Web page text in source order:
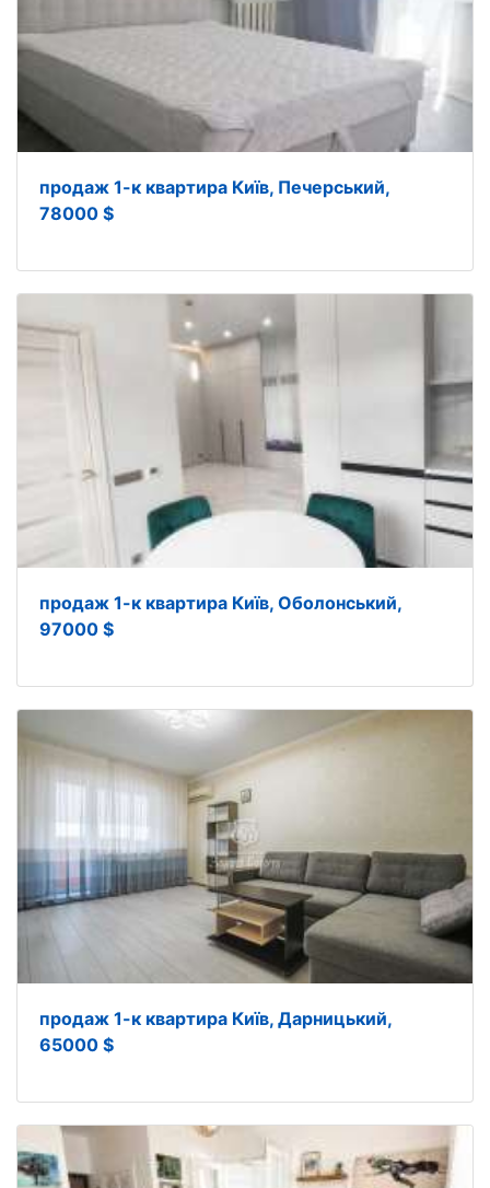
продаж 1-к квартира Київ, Печерський,
78000 $
продаж 1-к квартира Київ, Оболонський,
97000 $
продаж 1-к квартира Київ, Дарницький,
65000 $